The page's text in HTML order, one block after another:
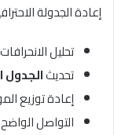
إعادة الجدولة
تحليل
تحديثالجدول
إعادة توزيع
التواصل